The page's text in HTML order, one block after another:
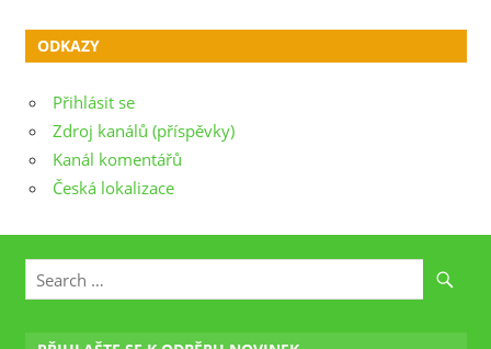
ODKAZY
Přihlásit se
Zdroj kanálů (příspěvky)
Kanál komentářů
Česká lokalizace